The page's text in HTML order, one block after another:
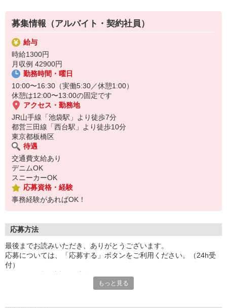
いPC操作はございません♪
★電話対応なし！分からない事も聞きやすい環境です♪
募集情報（アルバイト・契約社員）
給与
時給1300円
月収例 42900円
勤務時間・曜日
10:00〜16:30（実働5:30／休憩1:00）
休憩は12:00〜13:00の固定です
アクセス・勤務地
JR山手線「池袋駅」より徒歩7分
都営三田線「西台駅」より徒歩10分
東京都板橋区
待遇
交通費支給あり
デニムOK
スニーカーOK
応募資格・経験
事務経験があればOK！
応募方法
最後までお読みいただき、ありがとうございます。
応募については、「応募する」ボタンをご利用ください。（24h受
付）
お電話でのご応募もお待ちしております。（平日9:00〜19:00）
もっと見る